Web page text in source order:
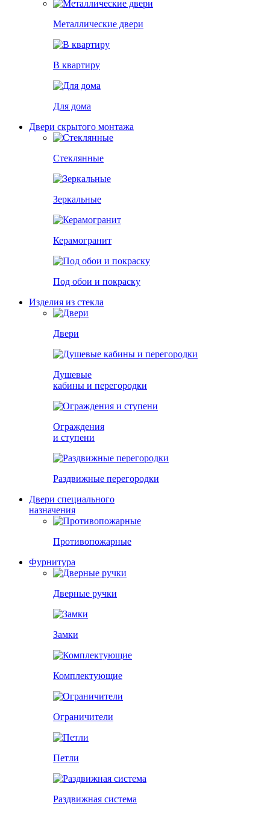
Металлические двери
В квартиру
Для дома
Двери скрытого монтажа
Стеклянные
Зеркальные
Керамогранит
Под обои и покраску
Изделия из стекла
Двери
Душевые
кабины и перегородки
Ограждения
и ступени
Раздвижные перегородки
Двери специального
назначения
Противопожарные
Фурнитура
Дверные ручки
Замки
Комплектующие
Ограничители
Петли
Раздвижная система